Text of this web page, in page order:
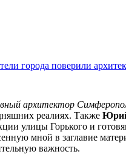
города поверили
архитектор
реалиях. Также
улицы Горького и
мной в заглавие
важность.